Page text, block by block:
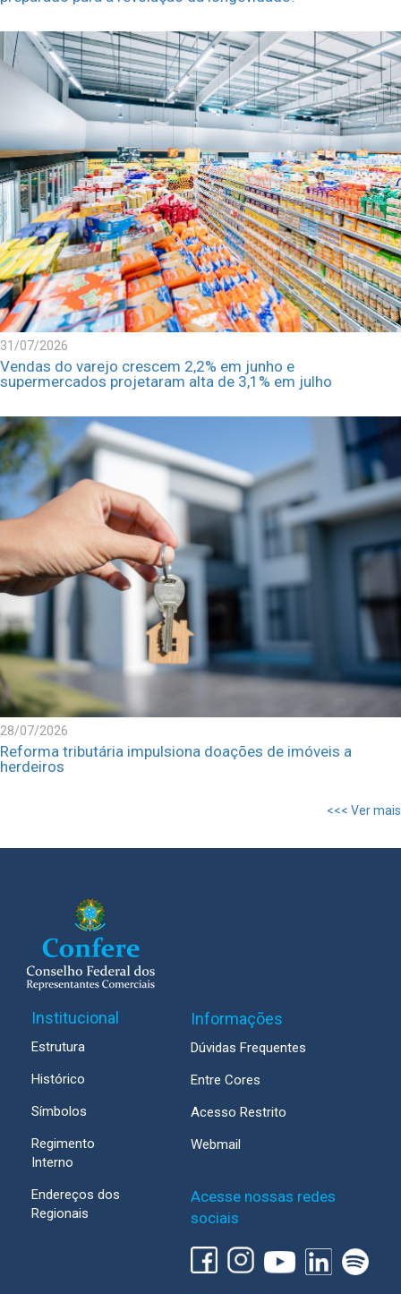
31/07/2026
Vendas do varejo crescem 2,2% em junho e
supermercados projetaram alta de 3,1% em julho
28/07/2026
Reforma tributária impulsiona doações de imóveis a
herdeiros
<<< Ver mais
Institucional
Estrutura
Histórico
Símbolos
Regimento
Interno
Endereços dos
Regionais
Informações
Dúvidas Frequentes
Entre Cores
Acesso Restrito
Webmail
Acesse nossas redes
sociais